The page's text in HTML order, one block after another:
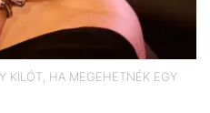
KILÓT, HA MEGEHETNÉK EGY